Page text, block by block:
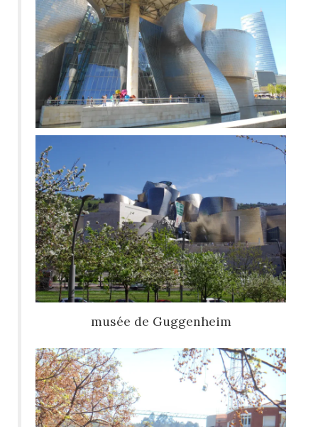
musée de Guggenheim